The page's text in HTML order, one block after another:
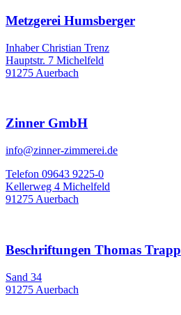
Metzgerei Humsberger
Inhaber Christian Trenz
Hauptstr. 7 Michelfeld
91275 Auerbach
Zinner GmbH
info@zinner-zimmerei.de
Telefon 09643 9225-0
Kellerweg 4 Michelfeld
91275 Auerbach
Beschriftungen Thomas Trapp
Sand 34
91275 Auerbach